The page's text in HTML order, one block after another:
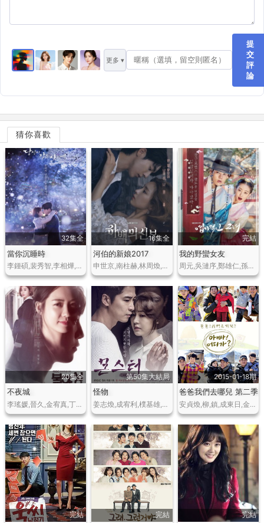
更多 ▾
提
交
評
論
猜你喜歡
32集全
當你沉睡時
李鍾碩,裴秀智,李相燁,丁海寅
16集全
河伯的新娘2017
申世京,南柱赫,林周煥,鄭秀晶,孔明
完結
我的野蠻女友
周元,吳漣序,鄭雄仁,孫昌敏,鄭多彬,沈亨倬,李正信,金允慧,郭熙聖,洪成淑,張英南,曹熙奉
20集全
不夜城
李瑤媛,晉久,金宥真,丁海寅
第50集大結局
怪物
姜志煥,成宥利,樸基雄,樸英奎,李德華,鄭雄仁
2015-01-18期
爸爸我們去哪兒 第二季
安貞煥,柳,鎮,成東日,金成柱,尹民秀,鄭雄仁等
完結 完結 完結